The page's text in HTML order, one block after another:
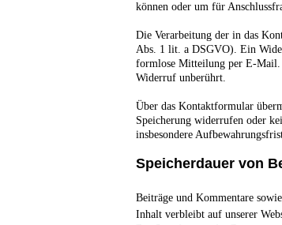
können oder um für
Die Verarbeitung der in das
Abs. 1 lit. a DSGVO). Ein
formlose Mitteilung per E-Mail.
Widerruf unberührt.
Über das Kontaktformular
Speicherung widerrufen oder
insbesondere
Speicherdauer von
Beiträge und Kommentare
Inhalt verbleibt auf unserer